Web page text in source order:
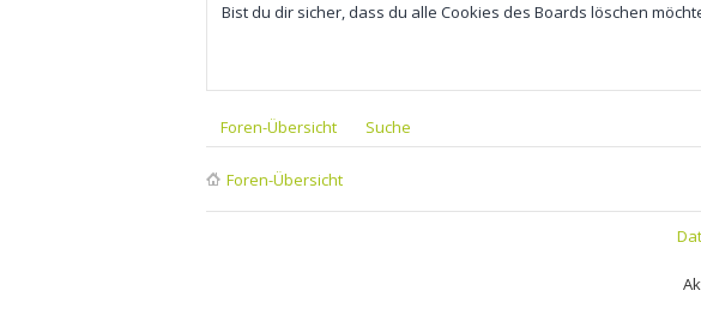
Bist du dir sicher, dass du alle Cookies des Boards löschen
Foren-Übersicht Suche
Foren-Übersicht